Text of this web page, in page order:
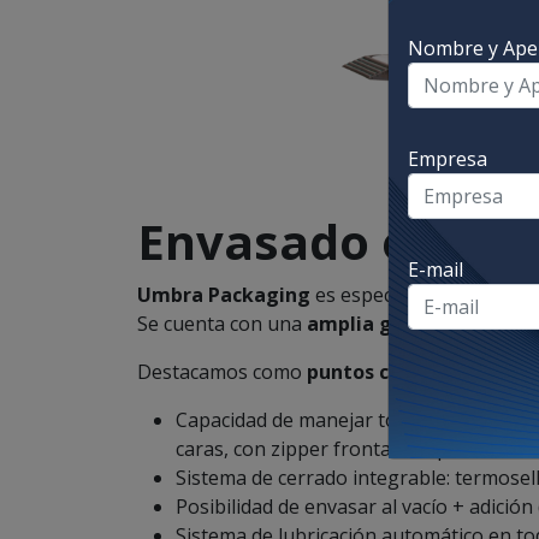
Envasado en
Umbra Packaging es especialista en el
Se cuenta con una amplia gamade
Destacamos como puntos claves
Capacidad de manejar todo tipo de
caras, con zipper frontal o top, bolsas
Sistema de cerrado integrable:
Posibilidad de envasar al vacío +
Nombre y
Empresa
E-mail